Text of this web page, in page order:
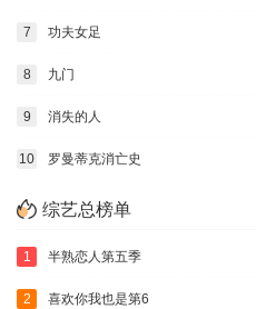
7 功夫女足
8 九门
9 消失的人
10 罗曼蒂克消亡史
综艺总榜单
1 半熟恋人第五季
2 喜欢你我也是第6